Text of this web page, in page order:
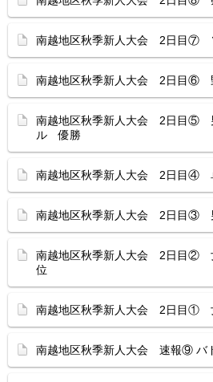
南越地区秋季新人大会 2日目⑦
南越地区秋季新人大会 2日目⑥
南越地区秋季新人大会 2日目⑤
ル 優勝
南越地区秋季新人大会 2日目④
南越地区秋季新人大会 2日目③
南越地区秋季新人大会 2日目②
位
南越地区秋季新人大会 2日目①
南越地区秋季新人大会 速報⑨ バ